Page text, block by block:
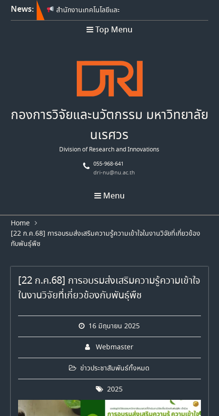
News:
สำนักงานเทคโนโลยีและ
นวัตกรรมด้านชีววิทยาศาสตร์
(องค์การมหาชน) เปิดรับข้อ
Franco-Thai Young Talent
Research Fellowship
สำนักงานเทคโนโลยีและ
(องค์การมหาชน) เปิดรับข้อ
ปีงบประมาณ พ.ศ. 2570
Top Menu
กองการวิจัยและนวัตกรรม มหาวิทยาลัย
นเรศวร
Division of Research and Innovations
055-968-641
dri-nu@nu.ac.th
Menu
Home
[22 ก.ค.68] การอบรมส่งเสริมความรู้ความเข้าใจในงานวิจัยที่เกี่ยวข้อง
กับพันธุ์พืช
[22 ก.ค.68] การอบรมส่งเสริมความรู้ความเข้าใจ
ในงานวิจัยที่เกี่ยวข้องกับพันธุ์พืช
16 มิถุนายน 2025
Webmaster
ข่าวประชาสัมพันธ์ทั้งหมด
2025